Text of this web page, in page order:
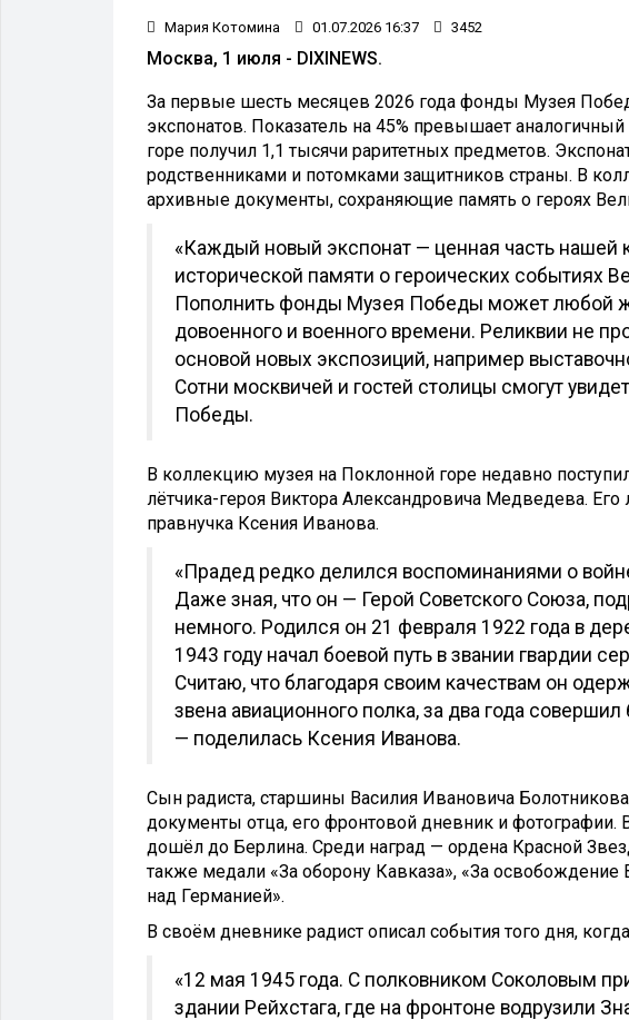
Мария Котомина 01.07.2026 16:37 3452
Москва, 1 июля - DIXINEWS.
За первые шесть месяцев 2026 года фонды Музея
экспонатов. Показатель на 45% превышает
горе получил 1,1 тысячи раритетных предметов.
родственниками и потомками защитников страны. В
архивные документы, сохраняющие память о героях
«Каждый новый экспонат — ценная часть нашей
исторической памяти о героических событиях
Пополнить фонды Музея Победы может любой
довоенного и военного времени. Реликвии не
основой новых экспозиций, например
Сотни москвичей и гостей столицы смогут
Победы.
В коллекцию музея на Поклонной горе недавно
лётчика-героя Виктора Александровича Медведева.
правнучка Ксения Иванова.
«Прадед редко делился воспоминаниями о
Даже зная, что он — Герой Советского Союза,
немного. Родился он 21 февраля 1922 года в
1943 году начал боевой путь в звании гвардии
Считаю, что благодаря своим качествам он
звена авиационного полка, за два года
— поделилась Ксения Иванова.
Сын радиста, старшины Василия Ивановича
документы отца, его фронтовой дневник и
дошёл до Берлина. Среди наград — ордена Красной
также медали «За оборону Кавказа», «За
над Германией».
В своём дневнике радист описал события того дня,
«12 мая 1945 года. С полковником Соколовым
здании Рейхстага, где на фронтоне водрузили